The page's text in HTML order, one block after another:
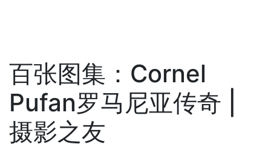
百张图集：Cornel
Pufan罗马尼亚传奇 |
摄影之友